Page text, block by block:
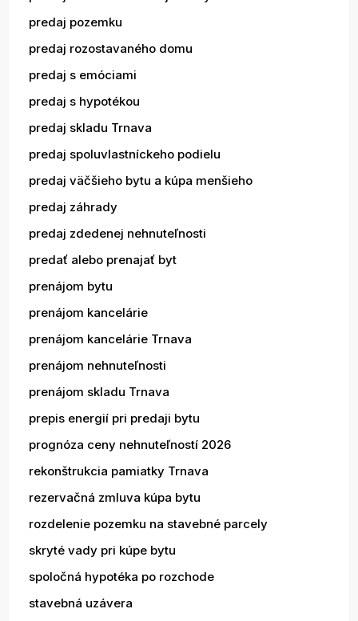
predaj pozemku
predaj rozostavaného domu
predaj s emóciami
predaj s hypotékou
predaj skladu Trnava
predaj spoluvlastníckeho podielu
predaj väčšieho bytu a kúpa menšieho
predaj záhrady
predaj zdedenej nehnuteľnosti
predať alebo prenajať byt
prenájom bytu
prenájom kancelárie
prenájom kancelárie Trnava
prenájom nehnuteľnosti
prenájom skladu Trnava
prepis energií pri predaji bytu
prognóza ceny nehnuteľností 2026
rekonštrukcia pamiatky Trnava
rezervačná zmluva kúpa bytu
rozdelenie pozemku na stavebné parcely
skryté vady pri kúpe bytu
spoločná hypotéka po rozchode
stavebná uzávera